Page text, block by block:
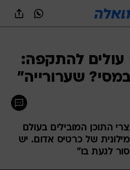
עולים להתקפה:
שערורייה"
התוכן המובילים בעולם
של כרטיס אדום. יש
לגעת בו"